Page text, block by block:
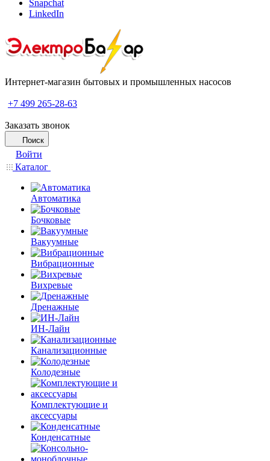
Snapchat
LinkedIn
Интернет-магазин бытовых и промышленных насосов
+7 499 265-28-63
Заказать звонок
Поиск
Войти
Каталог
Автоматика
Бочковые
Вакуумные
Вибрационные
Вихревые
Дренажные
ИН-Лайн
Канализационные
Колодезные
Комплектующие и
аксессуары
Конденсатные